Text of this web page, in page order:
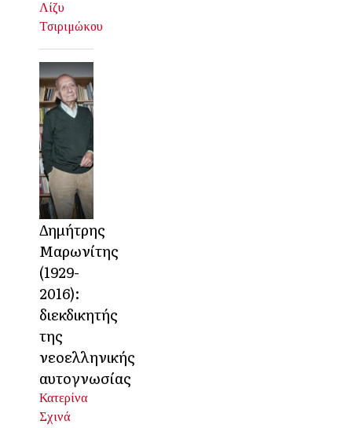
Λίζυ
Τσιριμώκου
Δημήτρης
Μαρωνίτης
(1929-
2016):
διεκδικητής
της
νεοελληνικής
αυτογνωσίας
Κατερίνα
Σχινά